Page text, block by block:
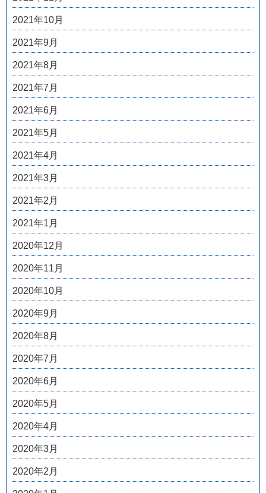
2021年10月
2021年9月
2021年8月
2021年7月
2021年6月
2021年5月
2021年4月
2021年3月
2021年2月
2021年1月
2020年12月
2020年11月
2020年10月
2020年9月
2020年8月
2020年7月
2020年6月
2020年5月
2020年4月
2020年3月
2020年2月